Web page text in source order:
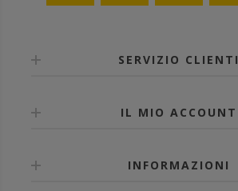
SERVIZIO CLIENTI
IL MIO ACCOUNT
INFORMAZIONI